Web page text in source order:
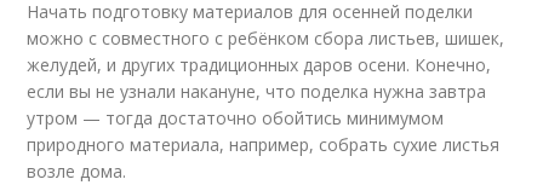
Начать подготовку материалов для осенней поделки
можно с совместного с ребёнком сбора листьев, шишек,
желудей, и других традиционных даров осени. Конечно,
если вы не узнали накануне, что поделка нужна завтра
утром — тогда достаточно обойтись минимумом
природного материала, например, собрать сухие листья
возле дома.